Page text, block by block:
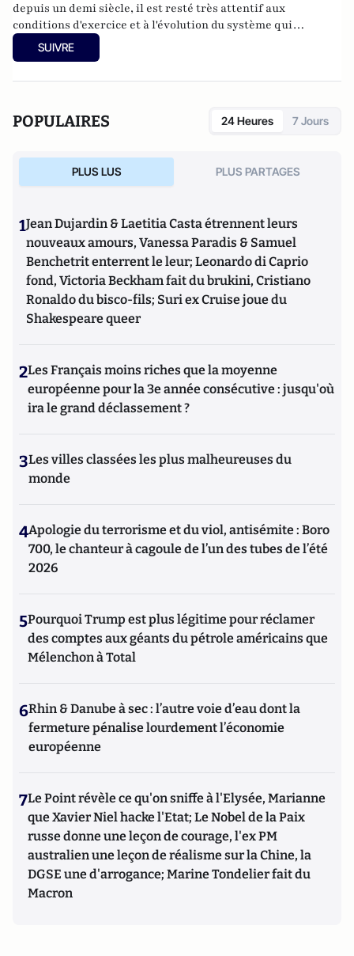
depuis un demi siècle, il est resté très attentif aux
conditions d'exercice et à l'évolution du système qui
conditionnent la qualité des soins.
SUIVRE
POPULAIRES 24 Heures 7 Jours
PLUS LUS PLUS PARTAGES
1Jean Dujardin & Laetitia Casta étrennent leurs
nouveaux amours, Vanessa Paradis & Samuel
Benchetrit enterrent le leur; Leonardo di Caprio
fond, Victoria Beckham fait du brukini, Cristiano
Ronaldo du bisco-fils; Suri ex Cruise joue du
Shakespeare queer
2Les Français moins riches que la moyenne
européenne pour la 3e année consécutive : jusqu'où
ira le grand déclassement ?
3Les villes classées les plus malheureuses du
monde
4Apologie du terrorisme et du viol, antisémite : Boro
700, le chanteur à cagoule de l’un des tubes de l’été
2026
5Pourquoi Trump est plus légitime pour réclamer
des comptes aux géants du pétrole américains que
Mélenchon à Total
6Rhin & Danube à sec : l’autre voie d’eau dont la
fermeture pénalise lourdement l’économie
européenne
7Le Point révèle ce qu'on sniffe à l'Elysée, Marianne
que Xavier Niel hacke l'Etat; Le Nobel de la Paix
russe donne une leçon de courage, l'ex PM
australien une leçon de réalisme sur la Chine, la
DGSE une d'arrogance; Marine Tondelier fait du
Macron